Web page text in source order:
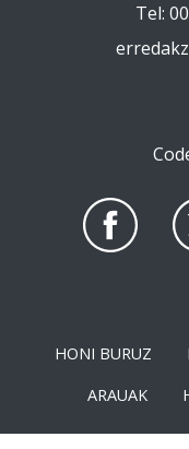
Tel:
HONI BURUZ
ARAUAK